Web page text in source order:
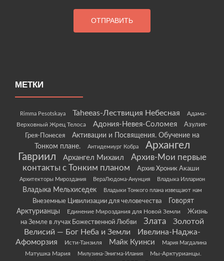
МЕТКИ
Rimma Pesotskaya Taheeas-Лествиция Небесная
Адама-
Верховный Жрец Телоса
Адония-Невея-Соломея
Азулия-
Грея-Понесея
Активации и Посвящения. Обучение на
Тонком плане.
Антидемиург Кобра
Архангел
Гавриил
Архангел Михаил
Архив-Мои первые
контакты с Тонким планом
Архив Хроник Акаши
Архитекторы Мироздания ВераЛюдома-Анунция Владыка Илларион
Владыка Мельхиседек Владыки Тонкого плана извещают нам
Внеземные Цивилизации для человечества
Говорят
Арктурианцы
Единение Мироздания для Новой Земли
Жизнь
на Земле в лучах Божественной Любви
Злата
Золотой
Велисий — Бог Неба и Земли
Ивелина-Наджа-
Афоморзия
Исти-Танзиля Майк Куинси Мария Магдалина
Матушка Мария Милузина-Энигма-Илания
Мы-Арктурианцы.